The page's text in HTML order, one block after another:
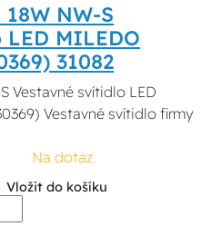
NW-S
MILEDO
31082
Vestavné svítidlo LED
Vestavné svítidlo firmy
Na dotaz
Vložit do košíku